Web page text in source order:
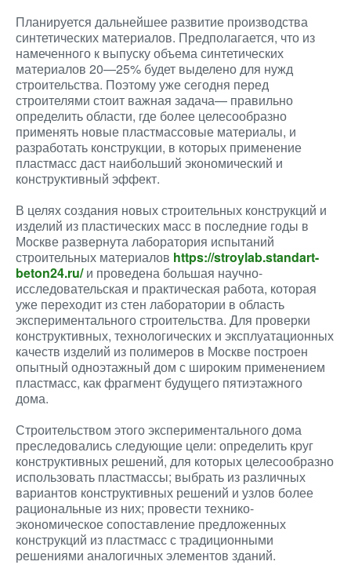
Планируется дальнейшее развитие производства
синтетических материалов. Предполагается, что из
намеченного к выпуску объема синтетических
материалов 20—25% будет выделено для нужд
строительства. Поэтому уже сегодня перед
строителями стоит важная задача— правильно
определить области, где более целесообразно
применять новые пластмассовые материалы, и
разработать конструкции, в которых применение
пластмасс даст наибольший экономический и
конструктивный эффект.
В целях создания новых строительных конструкций и
изделий из пластических масс в последние годы в
Москве развернута лаборатория испытаний
строительных материалов https://stroylab.standart-
beton24.ru/и проведена большая научно-
исследовательская и практическая работа, которая
уже переходит из стен лаборатории в область
экспериментального строительства. Для проверки
конструктивных, технологических и эксплуатационных
качеств изделий из полимеров в Москве построен
опытный одноэтажный дом с широким применением
пластмасс, как фрагмент будущего пятиэтажного
дома.
Строительством этого экспериментального дома
преследовались следующие цели: определить круг
конструктивных решений, для которых целесообразно
использовать пластмассы; выбрать из различных
вариантов конструктивных решений и узлов более
рациональные из них; провести технико-
экономическое сопоставление предложенных
конструкций из пластмасс с традиционными
решениями аналогичных элементов зданий.